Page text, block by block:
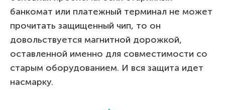
банкомат или платежный терминал не может
прочитать защищенный чип, то он
довольствуется магнитной дорожкой,
оставленной именно для совместимости со
старым оборудованием. И вся защита идет
насмарку.